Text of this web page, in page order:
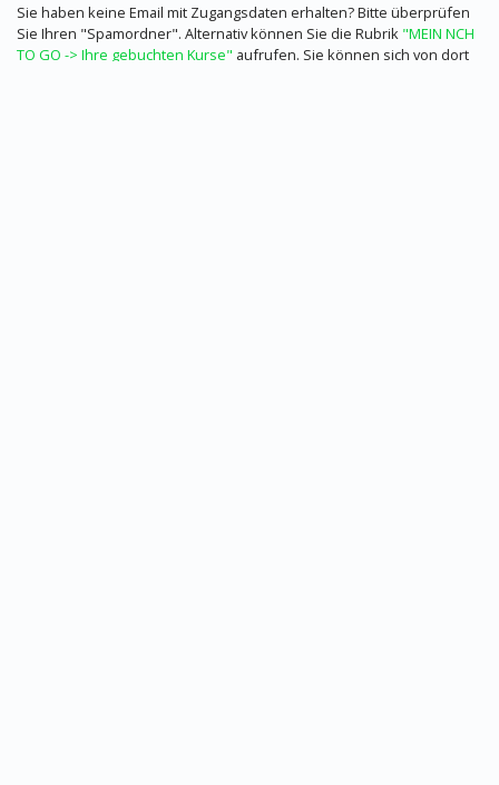
Sie haben keine Email mit Zugangsdaten erhalten? Bitte überprüfen
Sie Ihren "Spamordner". Alternativ können Sie die Rubrik "MEIN NCH
TO GO -> Ihre gebuchten Kurse" aufrufen. Sie können sich von dort